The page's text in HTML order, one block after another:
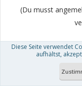
(Du musst
Diese Seite verwendet
aufhältst,